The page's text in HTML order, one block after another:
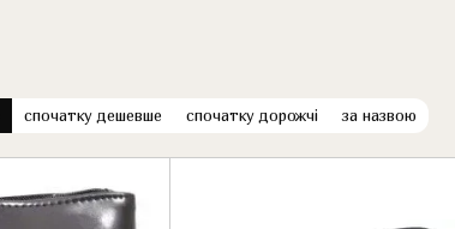
спочатку дешевше спочатку дорожчі за назвою